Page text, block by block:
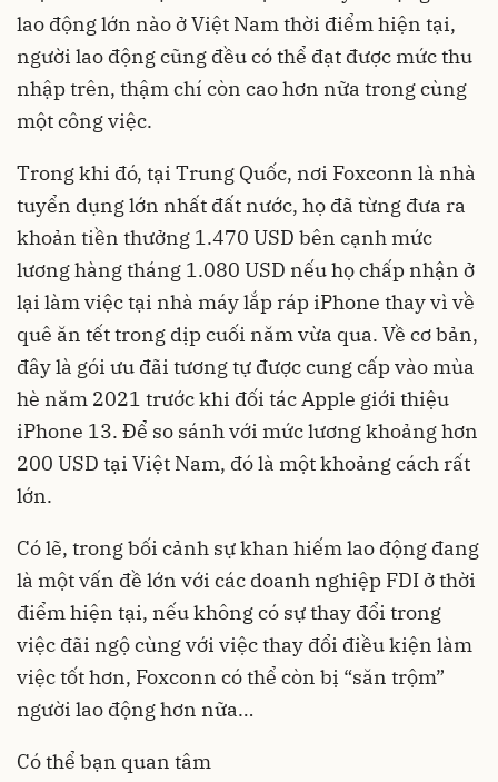
lao động lớn nào ở Việt Nam thời điểm hiện tại,
người lao động cũng đều có thể đạt được mức thu
nhập trên, thậm chí còn cao hơn nữa trong cùng
một công việc.
Trong khi đó, tại Trung Quốc, nơi Foxconn là nhà
tuyển dụng lớn nhất đất nước, họ đã từng đưa ra
khoản tiền thưởng 1.470 USD bên cạnh mức
lương hàng tháng 1.080 USD nếu họ chấp nhận ở
lại làm việc tại nhà máy lắp ráp iPhone thay vì về
quê ăn tết trong dịp cuối năm vừa qua. Về cơ bản,
đây là gói ưu đãi tương tự được cung cấp vào mùa
hè năm 2021 trước khi đối tác Apple giới thiệu
iPhone 13. Để so sánh với mức lương khoảng hơn
200 USD tại Việt Nam, đó là một khoảng cách rất
lớn.
Có lẽ, trong bối cảnh sự khan hiếm lao động đang
là một vấn đề lớn với các doanh nghiệp FDI ở thời
điểm hiện tại, nếu không có sự thay đổi trong
việc đãi ngộ cùng với việc thay đổi điều kiện làm
việc tốt hơn, Foxconn có thể còn bị “săn trộm”
người lao động hơn nữa…
Có thể bạn quan tâm